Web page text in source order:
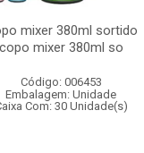
mixer 380ml sortido
copo mixer 380ml so
Código: 006453
Embalagem: Unidade
Com: 30 Unidade(s)